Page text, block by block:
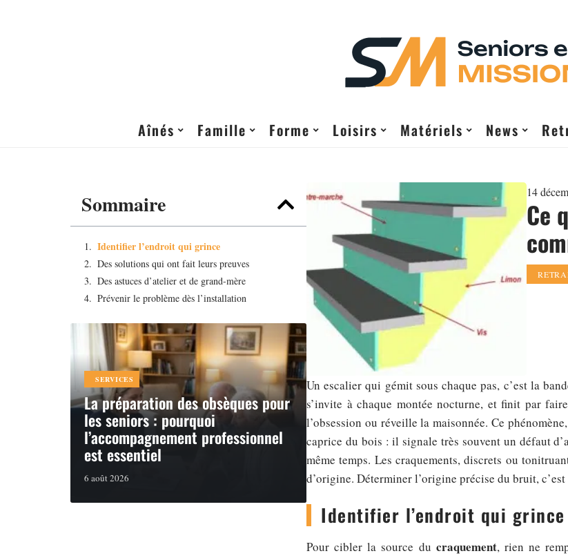
Aînés Famille Forme Loisirs Matériels News
Sommaire
Identifier l’endroit qui grince
Des solutions qui ont fait leurs preuves
Des astuces d’atelier et de grand-mère
Prévenir le problème dès l’installation
SERVICES
La préparation des obsèques pour
les seniors : pourquoi
l’accompagnement professionnel
est essentiel
6 août 2026
14
Ce
Un escalier qui gémit sous chaque pas, c’est la
s’invite à chaque montée nocturne, et finit par
l’obsession ou réveille la maisonnée. Ce
caprice du bois : il signale très souvent un défaut
même temps. Les craquements, discrets ou
d’origine. Déterminer l’origine précise du bruit,
Identifier l’endroit qui grince
Pour cibler la source du craquement, rien ne